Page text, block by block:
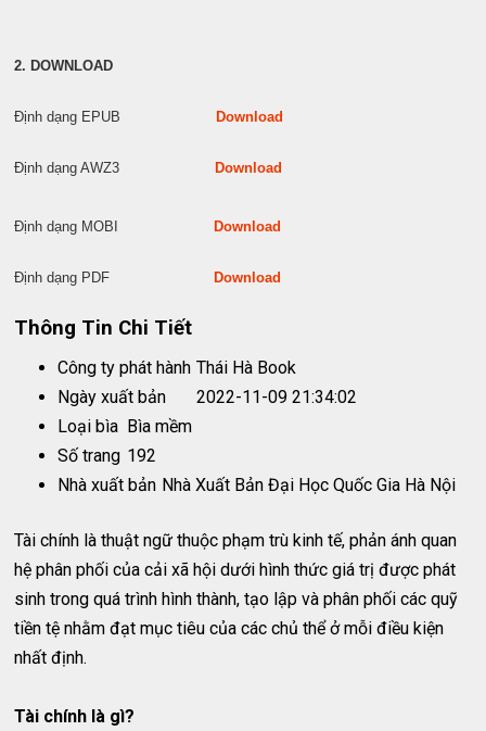
2. DOWNLOAD
Định dạng EPUB Download
Định dạng AWZ3 Download
Định dạng MOBI Download
Định dạng PDF Download
Thông Tin Chi Tiết
Công ty phát hành Thái Hà Book
Ngày xuất bản
2022-11-09 21:34:02
Loại bìa Bìa mềm
Số trang 192
Nhà xuất bản Nhà Xuất Bản Đại Học Quốc Gia Hà Nội
Tài chính là thuật ngữ thuộc phạm trù kinh tế, phản ánh quan
hệ phân phối của cải xã hội dưới hình thức giá trị được phát
sinh trong quá trình hình thành, tạo lập và phân phối các quỹ
tiền tệ nhằm đạt mục tiêu của các chủ thể ở mỗi điều kiện
nhất định.
Tài chính là gì?